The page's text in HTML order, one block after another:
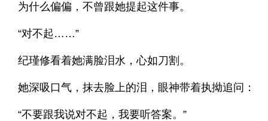
为什么偏偏，不曾跟她提起这件事。
“对不起……”
纪瑾修看着她满脸泪水，心如刀割。
她深吸口气，抹去脸上的泪，眼神带着执拗追问：
“不要跟我说对不起，我要听答案。”